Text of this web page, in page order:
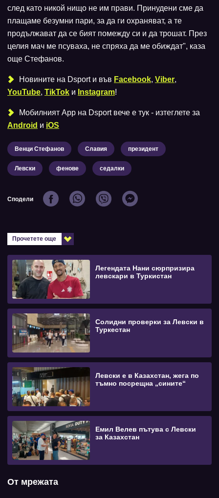
след като никой нищо не им прави. Принудени сме да
плащаме безумни пари, за да ги охраняват, а те
продължават да се бият помежду си и да трошат. През
целия мач ме псуваха, не спряха да ме обиждат", каза
още Стефанов.
Новините на Dsport и във Facebook, Viber,
YouTube, TikTok и Instagram!
Мобилният Аpp на Dsport вече е тук - изтеглете за
Android и iOS
Венци Стефанов Славия президент
Левски фенове седалки
Сподели
Прочетете още
Легендата Нани сюрпризира
левскари в Туркистан
Солидни проверки за Левски в
Туркeстан
Левски е в Казахстан, жега по
тъмно посрещна „сините“
Емил Велев пътува с Левски
за Казахстан
От мрежата